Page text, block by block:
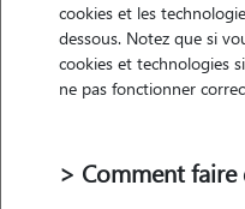
• 27 ans
2 animaux
cookies et les
dessous. Notez que si
cookies et technologies
ne pas fonctionner
> Comment faire